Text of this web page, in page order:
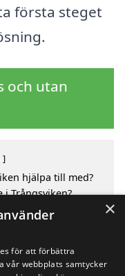
första steget
och utan
hjälpa till med?
Trångsviken?
Trångsviken
omgivande
×
för att förbättra
vår webbplats samtycker